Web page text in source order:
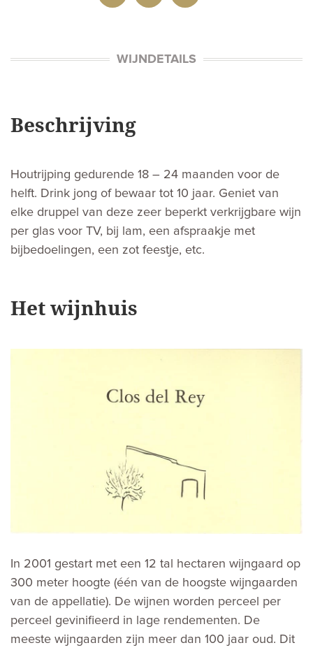
WIJNDETAILS
Beschrijving
Houtrijping gedurende 18 – 24 maanden voor de
helft. Drink jong of bewaar tot 10 jaar. Geniet van
elke druppel van deze zeer beperkt verkrijgbare wijn
per glas voor TV, bij lam, een afspraakje met
bijbedoelingen, een zot feestje, etc.
Het wijnhuis
In 2001 gestart met een 12 tal hectaren wijngaard op
300 meter hoogte (één van de hoogste wijngaarden
van de appellatie). De wijnen worden perceel per
perceel gevinifieerd in lage rendementen. De
meeste wijngaarden zijn meer dan 100 jaar oud. Dit